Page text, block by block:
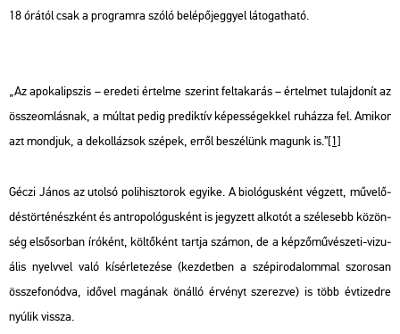
18 órá­tól csak a prog­ram­ra szóló be­lé­pő­jeggyel lá­to­gat­ha­tó.
„Az apo­ka­lip­szis – ere­de­ti ér­tel­me sze­rintfel­ta­ka­rás– ér­tel­met tu­laj­do­nít az
össze­om­lás­nak, a múl­tat pedig pre­dik­tív ké­pes­sé­gek­kel ru­ház­za fel. Ami­kor
azt mond­juk, a de­kol­lá­zsok szé­pek, erről be­szé­lünk ma­gunk is.”[1]
Géczi János az utol­só po­li­hisz­to­rok egyi­ke. A bio­ló­gus­ként vég­zett, mű­ve­lő­
dés­tör­té­nész­ként és ant­ro­po­ló­gus­ként is jegy­zett al­ko­tót a szé­le­sebb kö­zön­
ség el­ső­sor­ban író­ként, köl­tő­ként tart­ja szá­mon, de a kép­ző­mű­vé­sze­ti-vi­zu­
á­lis nyelv­vel való kí­sér­le­te­zé­se (kez­det­ben a szép­iro­da­lom­mal szo­ro­san
össze­fo­nód­va, idő­vel ma­gá­nak ön­ál­ló ér­vényt sze­rez­ve) is több év­ti­zed­re
nyú­lik vissza.